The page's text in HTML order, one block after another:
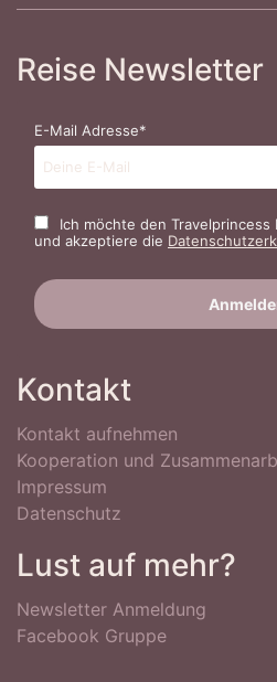
Reise Newsletter
E-Mail Adresse*
Ich möchte den
und akzeptiere die
Kontakt
Kontakt aufnehmen
Kooperation und
Impressum
Datenschutz
Lust auf mehr?
Newsletter Anmeldung
Facebook Gruppe